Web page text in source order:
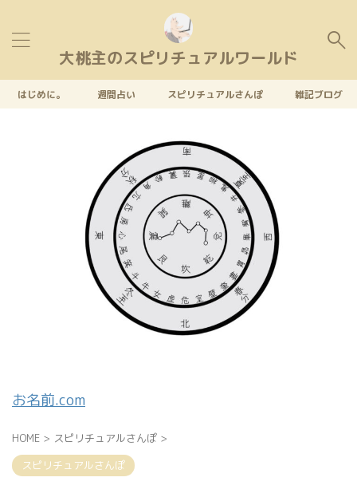
大桃主のスピリチュアルワールド
はじめに。 週間占い スピリチュアルさんぽ 雑記ブログ
お名前.com
HOME > スピリチュアルさんぽ >
スピリチュアルさんぽ